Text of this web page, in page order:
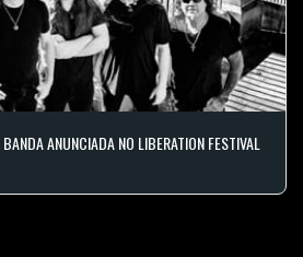
ANUNCIADA NO LIBERATION FESTIVAL